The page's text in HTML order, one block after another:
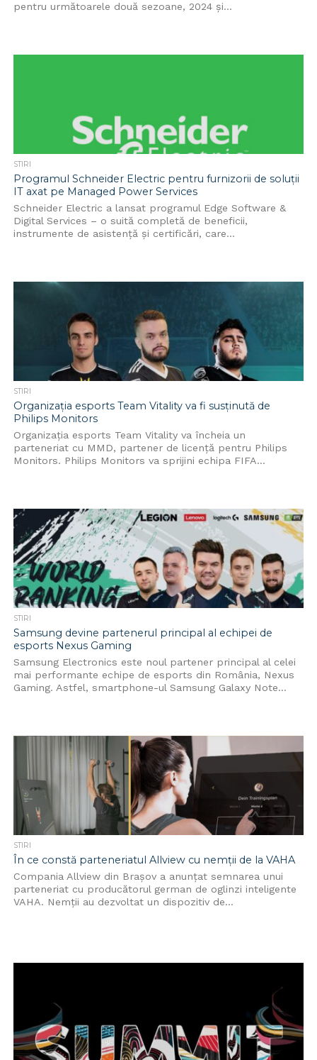
pentru următoarele două sezoane, 2024 și...
STIRI
Programul Schneider Electric pentru furnizorii de soluții
IT axat pe Managed Power Services
Schneider Electric a lansat programul Edge Software &
Digital Services – o suită completă de beneficii,
instrumente de asistență și certificări, care...
STIRI
Organizația esports Team Vitality va fi susținută de
Philips Monitors
Organizația esports Team Vitality va încheia un
parteneriat cu MMD, partener de licență pentru Philips
Monitors. Philips Monitors va sprijini echipa FIFA...
STIRI
Samsung devine partenerul principal al echipei de
esports Nexus Gaming
Samsung Electronics este noul partener principal al celei
mai performante echipe de esports din România, Nexus
Gaming. Astfel, smartphone-ul Samsung Galaxy Note...
STIRI
În ce constă parteneriatul Allview cu nemții de la VAHA
Compania Allview din Brașov a anunțat semnarea unui
parteneriat cu producătorul german de oglinzi inteligente
VAHA. Nemții au dezvoltat un dispozitiv de...